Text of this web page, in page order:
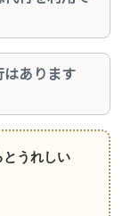
あります
うれしい